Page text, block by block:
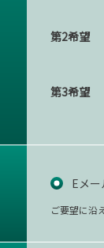
第2希望
第3希望
Eメー
ご要望に沿